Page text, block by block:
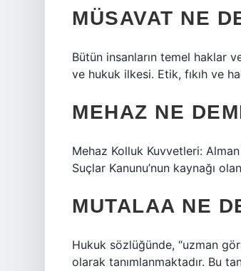
MÜSAVAT NE
Bütün insanların temel haklar
ve hukuk ilkesi. Etik, fıkıh ve
MEHAZ NE
Mehaz Kolluk Kuvvetleri:
Suçlar Kanunu’nun kaynağı
MUTALAA NE
Hukuk sözlüğünde, “uzman
olarak tanımlanmaktadır. Bu